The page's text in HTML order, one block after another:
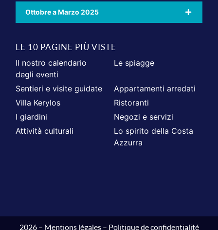
Ottobre a Marzo 2025
LE 10 PAGINE PIÙ VISTE
Il nostro calendario
degli eventi
Le spiagge
Sentieri e visite guidate
Appartamenti arredati
Villa Kerylos
Ristoranti
I giardini
Negozi e servizi
Attività culturali
Lo spirito della Costa
Azzurra
2026 – Mentions légales– Politique de confidentialité